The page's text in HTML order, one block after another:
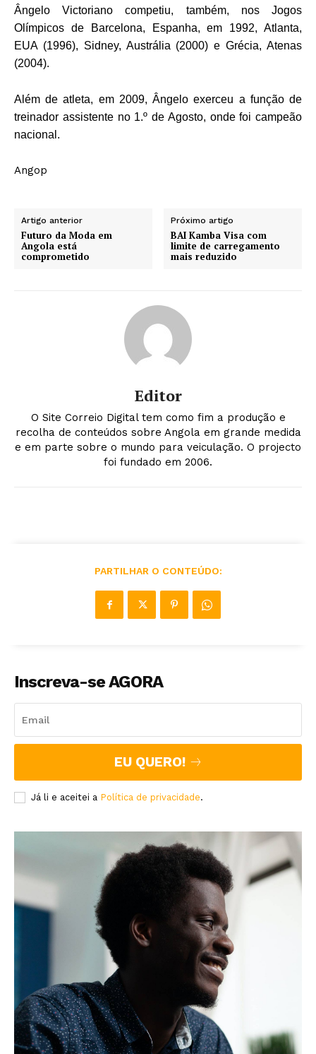
Ângelo Victoriano competiu, também, nos Jogos
Olímpicos de Barcelona, Espanha, em 1992, Atlanta,
EUA (1996), Sidney, Austrália (2000) e Grécia, Atenas
(2004).
Além de atleta, em 2009, Ângelo exerceu a função de
treinador assistente no 1.º de Agosto, onde foi campeão
nacional.
Angop
Artigo anterior
Futuro da Moda em
Angola está
comprometido
Próximo artigo
BAI Kamba Visa com
limite de carregamento
mais reduzido
Editor
O Site Correio Digital tem como fim a produção e
recolha de conteúdos sobre Angola em grande medida
e em parte sobre o mundo para veiculação. O projecto
foi fundado em 2006.
PARTILHAR O CONTEÚDO:
Inscreva-se AGORA
EU QUERO!
Já li e aceitei a Política de privacidade.